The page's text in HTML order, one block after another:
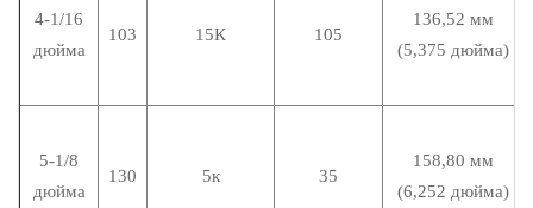
4-1/16
дюйма
103 15К 105
136,52 мм
(5,375 дюйма)
5-1/8
дюйма
130 5к 35
158,80 мм
(6,252 дюйма)